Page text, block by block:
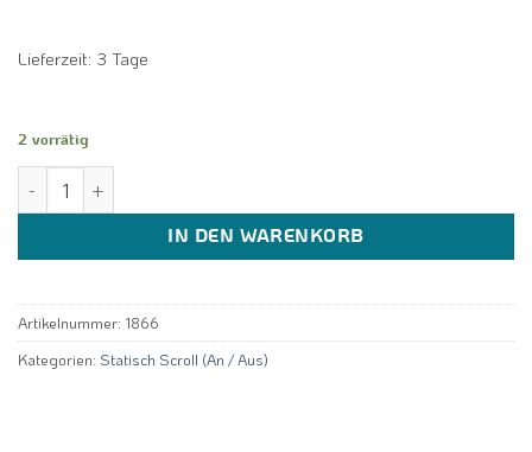
Lieferzeit: 3 Tage
2 vorrätig
IN DEN WARENKORB
Artikelnummer: 1866
Kategorien: Statisch Scroll (An / Aus)